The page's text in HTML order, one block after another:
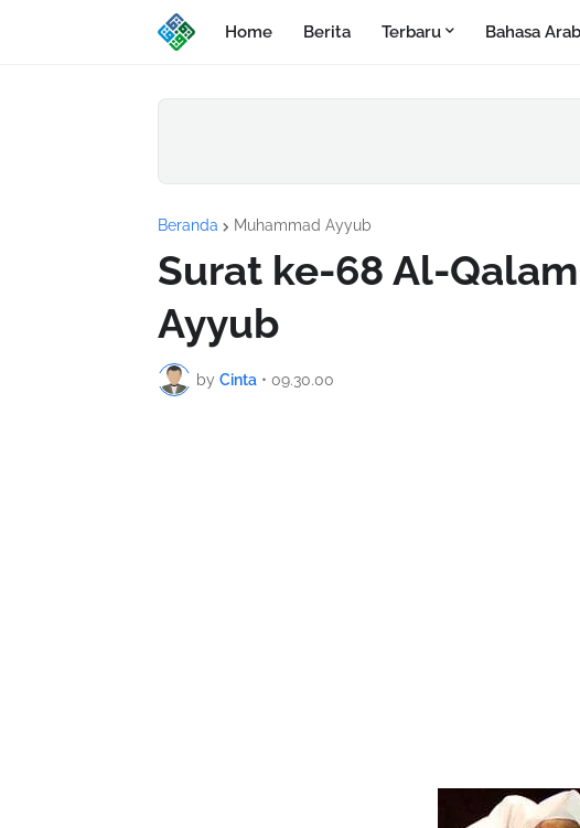
Home Berita Terbaru Bahasa Arab
Beranda Muhammad Ayyub
Surat ke-68 Al-
Ayyub
by Cinta • 09.30.00